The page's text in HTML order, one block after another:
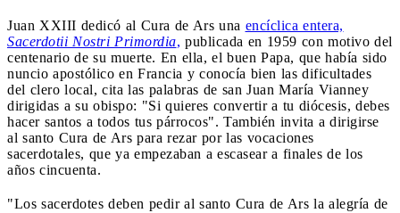
Juan XXIII dedicó al Cura de Ars una encíclica entera,
Sacerdotii Nostri Primordia, publicada en 1959 con motivo del
centenario de su muerte. En ella, el buen Papa, que había sido
nuncio apostólico en Francia y conocía bien las dificultades
del clero local, cita las palabras de san Juan María Vianney
dirigidas a su obispo: "Si quieres convertir a tu diócesis, debes
hacer santos a todos tus párrocos". También invita a dirigirse
al santo Cura de Ars para rezar por las vocaciones
sacerdotales, que ya empezaban a escasear a finales de los
años cincuenta.
"Los sacerdotes deben pedir al santo Cura de Ars la alegría de